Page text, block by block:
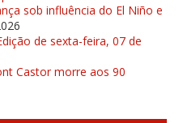
sob influência do El Niño e
de sexta-feira, 07 de
Castor morre aos 90